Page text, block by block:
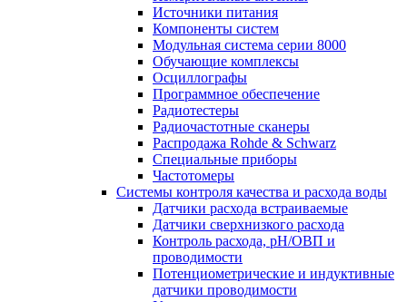
Источники питания
Компоненты систем
Модульная система серии 8000
Обучающие комплексы
Осциллографы
Программное обеспечение
Радиотестеры
Радиочастотные сканеры
Распродажа Rohde & Schwarz
Специальные приборы
Частотомеры
Системы контроля качества и расхода воды
Датчики расхода встраиваемые
Датчики сверхнизкого расхода
Контроль расхода, pH/ОВП и
проводимости
Потенциометрические и индуктивные
датчики проводимости